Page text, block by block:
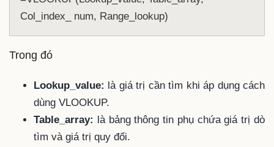
Col_index_ num, Range_lookup)
Trong đó
Lookup_value: là giá trị cần tìm khi áp dụng cách
dùng VLOOKUP.
Table_array:
là bảng thông tin phụ chứa giá trị dò
tìm và giá trị quy đổi.